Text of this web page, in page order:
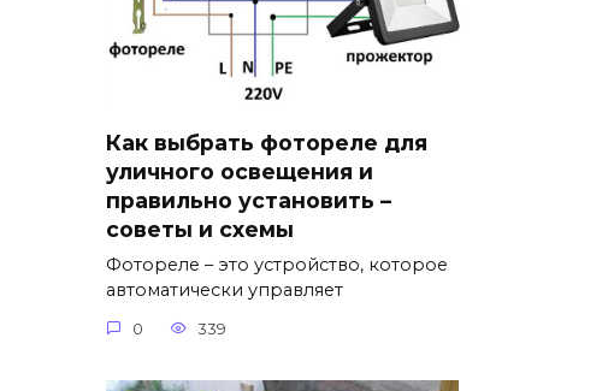
Как выбрать фотореле для
уличного освещения и
правильно установить –
советы и схемы
Фотореле – это устройство, которое
автоматически управляет
0 339